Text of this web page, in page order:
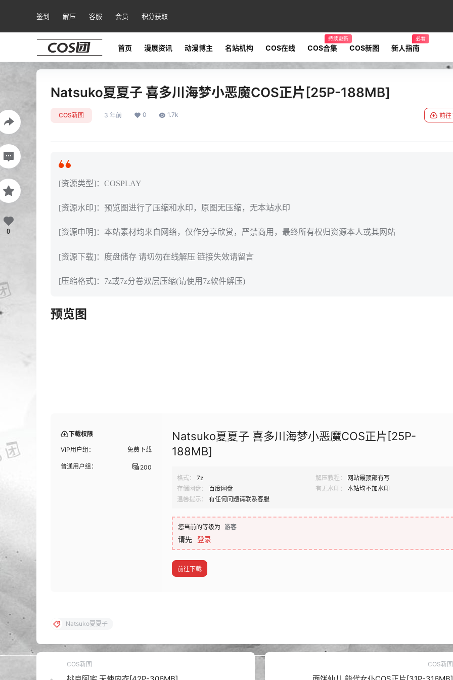
签到 解压 客服 会员 积分获取
首页 漫展资讯 动漫博主 名站机构 COS在线 COS合集
持续更新
COS新图 新人指南
必看
Natsuko夏夏子 喜多川海梦小恶魔COS正片[25P-188MB]
COS新图 3 年前 0 1.7k 前往
[资源类型]：COSPLAY
[资源水印]：预览图进行了压缩和水印，原图无压缩，无本站水印
[资源申明]：本站素材均来自网络，仅作分享欣赏，严禁商用，最终所有权归资源本人或其网站
[资源下载]：度盘储存 请切勿在线解压 链接失效请留言
[压缩格式]：7z或7z分卷双层压缩(请使用7z软件解压)
预览图
下载权限
VIP用户组： 免费下载
普通用户组： 200
Natsuko夏夏子 喜多川海梦小恶魔COS正片[25P-
188MB]
格式： 7z 解压教程：
网站最顶部有写
存储网盘：
百度网盘 有无水印：
本站均不加水印
温馨提示：
有任何问题请联系客服
您当前的等级为 游客
请先 登录
前往下载
0
Natsuko夏夏子
COS新图 COS新图